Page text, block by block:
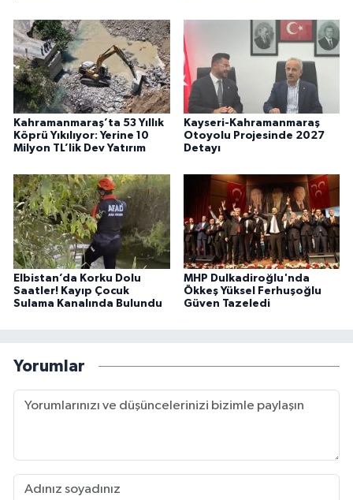
Kahramanmaraş’ta 53 Yıllık
Köprü Yıkılıyor: Yerine 10
Milyon TL’lik Dev Yatırım
Kayseri-Kahramanmaraş
Otoyolu Projesinde 2027
Detayı
Elbistan’da Korku Dolu
Saatler! Kayıp Çocuk
Sulama Kanalında Bulundu
MHP Dulkadiroğlu'nda
Ökkeş Yüksel Ferhuşoğlu
Güven Tazeledi
Yorumlar